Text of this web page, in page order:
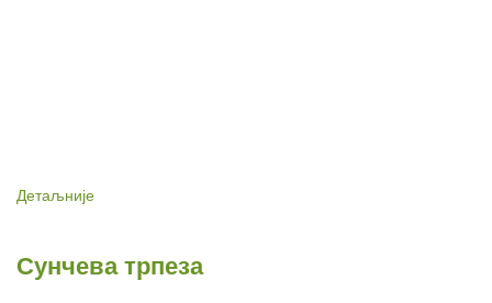
Детаљније
Сунчева трпеза